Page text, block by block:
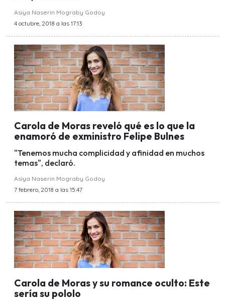
Asiya Naserin Mograby Godoy
4 octubre, 2018 a las 17:13
Carola de Moras reveló qué es lo que la
enamoró de exministro Felipe Bulnes
"Tenemos mucha complicidad y afinidad en muchos
temas", declaró.
Asiya Naserin Mograby Godoy
7 febrero, 2018 a las 15:47
Carola de Moras y su romance oculto: Este
sería su pololo